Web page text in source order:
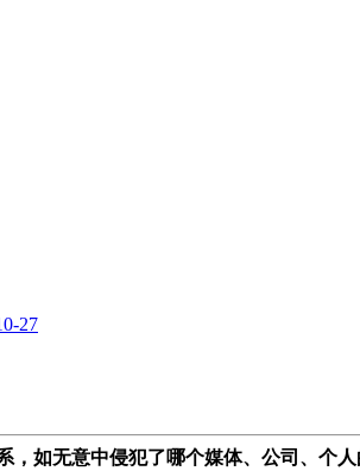
27
如无意中侵犯了哪个媒体、公司、个